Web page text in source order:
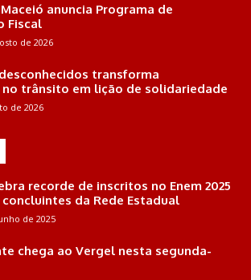
anuncia Programa de
Fiscal
de 2026
transforma
trânsito em lição de solidariedade
de 2026
recorde de inscritos no Enem 2025
da Rede Estadual
de 2025
chega ao Vergel nesta segunda-